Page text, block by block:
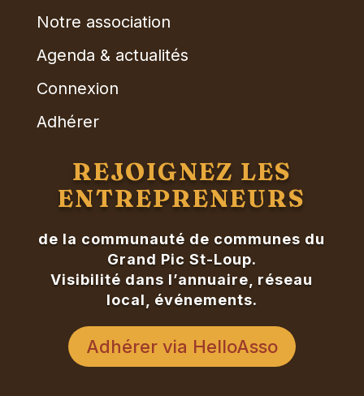
Notre association
Agenda & actualités
Connexion
Adhérer
REJOIGNEZ LES
ENTREPRENEURS
de la communauté de communes du
Grand Pic St-Loup.
Visibilité dans l’annuaire, réseau
local, événements.
Adhérer via HelloAsso